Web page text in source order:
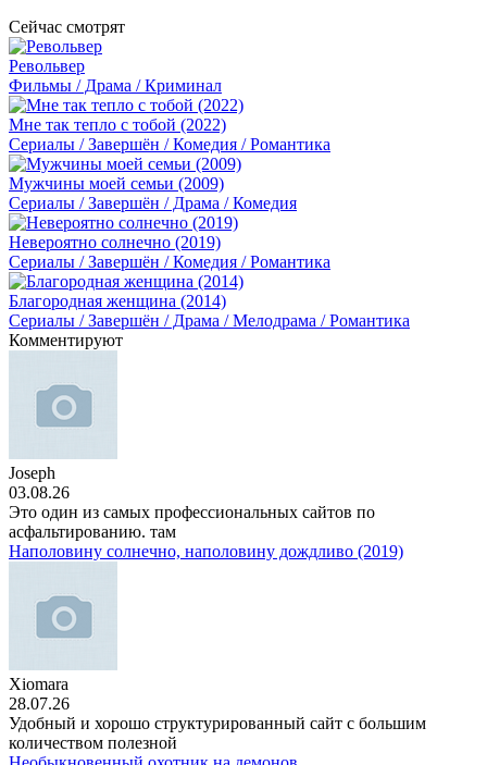
Сейчас смотрят
Револьвер
Фильмы / Драма / Криминал
Мне так тепло с тобой (2022)
Сериалы / Завершён / Комедия / Романтика
Мужчины моей семьи (2009)
Сериалы / Завершён / Драма / Комедия
Невероятно солнечно (2019)
Сериалы / Завершён / Комедия / Романтика
Благородная женщина (2014)
Сериалы / Завершён / Драма / Мелодрама / Романтика
Комментируют
Joseph
03.08.26
Это один из самых профессиональных сайтов по
асфальтированию. там
Наполовину солнечно, наполовину дождливо (2019)
Xiomara
28.07.26
Удобный и хорошо структурированный сайт с большим
количеством полезной